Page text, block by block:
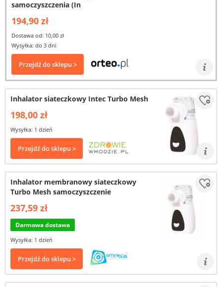
samoczyszczenia (In
194,90 zł
Dostawa od: 10,00 zł
Wysyłka: do 3 dni
Przejdź do sklepu >
Inhalator siateczkowy Intec Turbo Mesh
198,00 zł
Wysyłka: 1 dzień
Przejdź do sklepu >
Inhalator membranowy siateczkowy
Turbo Mesh samoczyszczenie
237,59 zł
Darmowa dostawa
Wysyłka: 1 dzień
Przejdź do sklepu >